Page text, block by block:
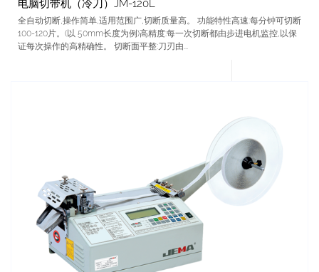
电脑切带机（冷刀）JM-120L
全自动切断,操作简单,适用范围广,切断质量高。 功能特性高速:每分钟可切断
100-120片。(以 50mm长度为例)高精度:每一次切断都由步进电机监控,以保
证每次操作的高精确性。 切断面平整:刀刃由...